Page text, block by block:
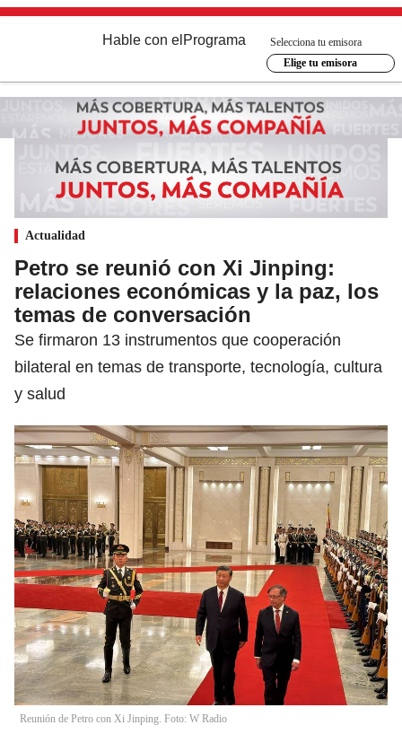
Hable con el Programa
Selecciona tu emisora
Elige tu emisora
Actualidad
Petro se reunió con Xi Jinping:
relaciones económicas y la paz, los
temas de conversación
Se firmaron 13 instrumentos que cooperación
bilateral en temas de transporte, tecnología, cultura
y salud
Reunión de Petro con Xi Jinping. Foto: W Radio